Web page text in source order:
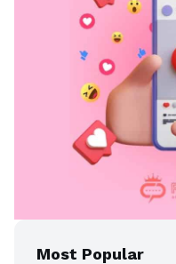
Most Popular